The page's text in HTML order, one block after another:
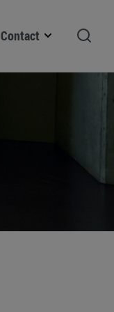
Contact